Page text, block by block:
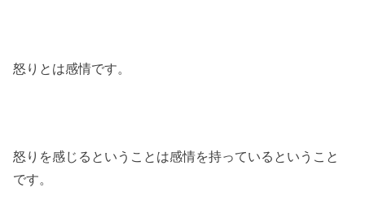
怒りとは感情です。
怒りを感じるということは感情を持っているということ
です。